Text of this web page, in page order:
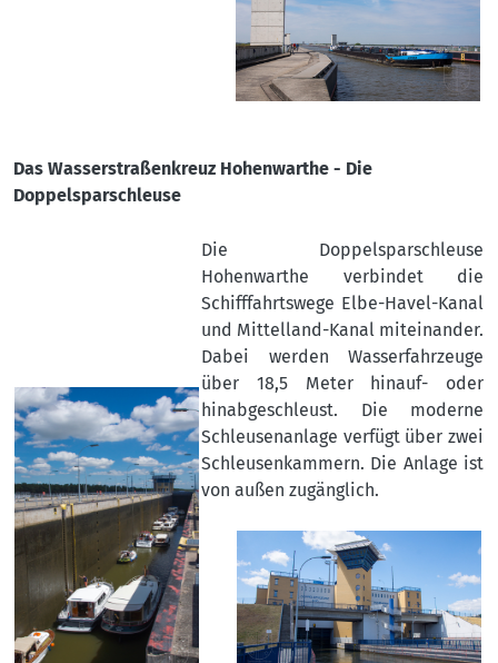
Das Wasserstraßenkreuz Hohenwarthe - Die
Doppelsparschleuse
Die Doppelsparschleuse
Hohenwarthe verbindet die
Schifffahrtswege Elbe-Havel-Kanal
und Mittelland-Kanal miteinander.
Dabei werden Wasserfahrzeuge
über 18,5 Meter hinauf- oder
hinabgeschleust. Die moderne
Schleusenanlage verfügt über zwei
Schleusenkammern. Die Anlage ist
von außen zugänglich.